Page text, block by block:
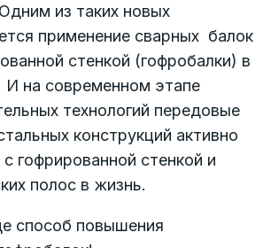
из таких новых
применение сварных балок
стенкой (гофробалки) в
И на современном этапе
технологий передовые
конструкций активно
гофрированной стенкой и
полос в жизнь.
способ повышения